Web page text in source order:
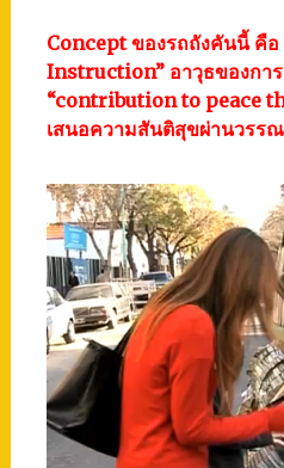
Concept ของรถถังคันนี้ คื
Instruction” อาวุธของกา
“contribution to peace
เสนอความสันติสุขผ่านวรร